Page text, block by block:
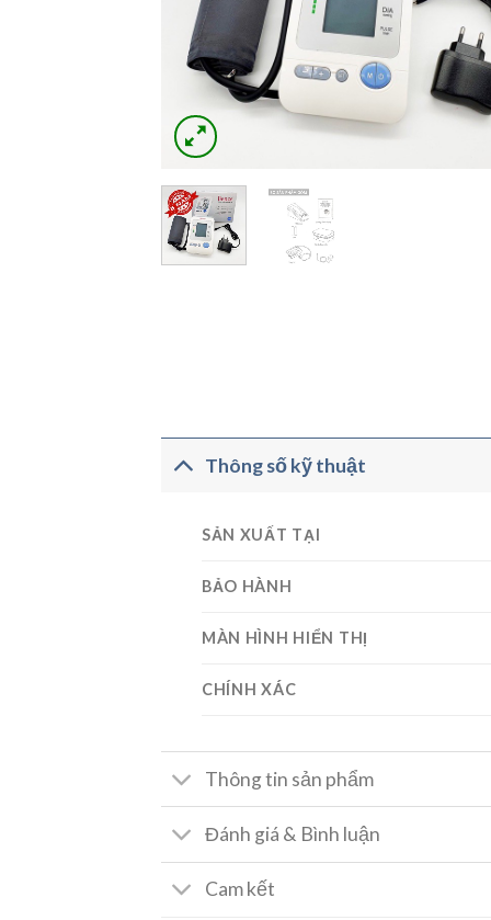
Thông số kỹ thuật
SẢN XUẤT TẠI
BẢO HÀNH
MÀN HÌNH HIỂN THỊ
CHÍNH XÁC
Thông tin sản phẩm
Đánh giá & Bình luận
Cam kết